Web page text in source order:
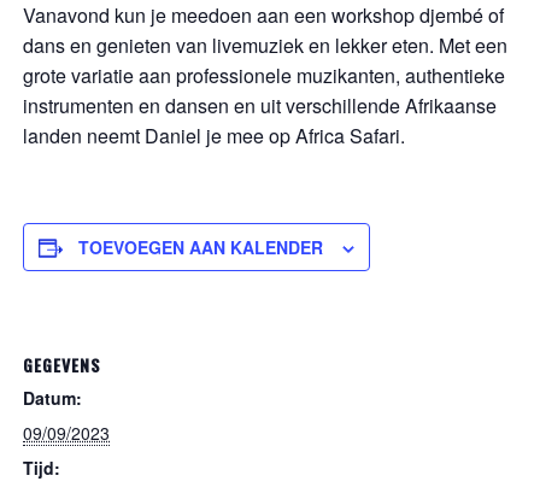
Vanavond kun je meedoen aan een workshop djembé of
dans en genieten van livemuziek en lekker eten. Met een
grote variatie aan professionele muzikanten, authentieke
instrumenten en dansen en uit verschillende Afrikaanse
landen neemt Daniel je mee op Africa Safari.
TOEVOEGEN AAN KALENDER
GEGEVENS
Datum:
09/09/2023
Tijd: